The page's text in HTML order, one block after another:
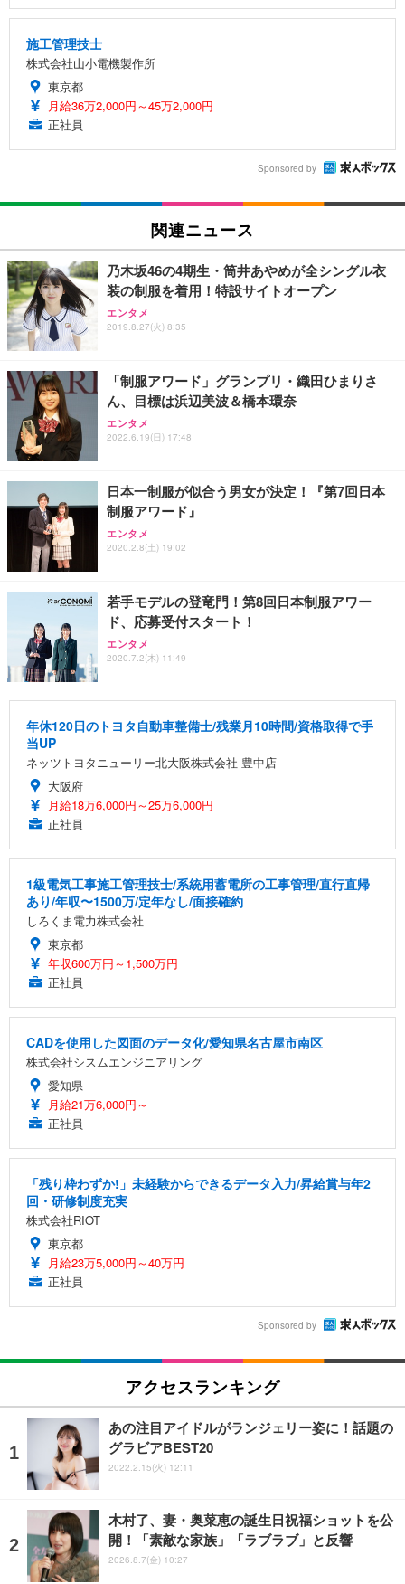
施工管理技士
株式会社山小電機製作所
東京都
月給36万2,000円～45万2,000円
正社員
Sponsored by
関連ニュース
乃木坂46の4期生・筒井あやめが全シングル衣
装の制服を着用！特設サイトオープン
エンタメ
2019.8.27(火) 8:35
「制服アワード」グランプリ・織田ひまりさ
ん、目標は浜辺美波＆橋本環奈
エンタメ
2022.6.19(日) 17:48
日本一制服が似合う男女が決定！『第7回日本
制服アワード』
エンタメ
2020.2.8(土) 19:02
若手モデルの登竜門！第8回日本制服アワー
ド、応募受付スタート！
エンタメ
2020.7.2(木) 11:49
年休120日のトヨタ自動車整備士/残業月10時間/資格取得で手
当UP
ネッツトヨタニューリー北大阪株式会社 豊中店
大阪府
月給18万6,000円～25万6,000円
正社員
1級電気工事施工管理技士/系統用蓄電所の工事管理/直行直帰
あり/年収〜1500万/定年なし/面接確約
しろくま電力株式会社
東京都
年収600万円～1,500万円
正社員
CADを使用した図面のデータ化/愛知県名古屋市南区
株式会社シスムエンジニアリング
愛知県
月給21万6,000円～
正社員
「残り枠わずか!」未経験からできるデータ入力/昇給賞与年2
回・研修制度充実
株式会社RIOT
東京都
月給23万5,000円～40万円
正社員
Sponsored by
アクセスランキング
あの注目アイドルがランジェリー姿に！話題の
グラビアBEST20
2022.2.15(火) 12:11
木村了、妻・奥菜恵の誕生日祝福ショットを公
開！「素敵な家族」「ラブラブ」と反響
2026.8.7(金) 10:27